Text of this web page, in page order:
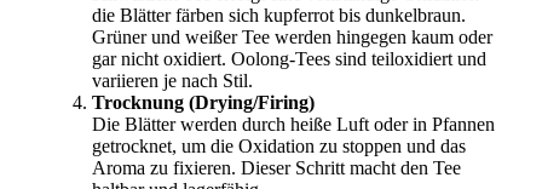
die Blätter färben sich kupferrot bis dunkelbraun.
Grüner und weißer Tee werden hingegen kaum oder
gar nicht oxidiert. Oolong-Tees sind teiloxidiert und
variieren je nach Stil.
Trocknung (Drying/Firing)
Die Blätter werden durch heiße Luft oder in Pfannen
getrocknet, um die Oxidation zu stoppen und das
Aroma zu fixieren. Dieser Schritt macht den Tee